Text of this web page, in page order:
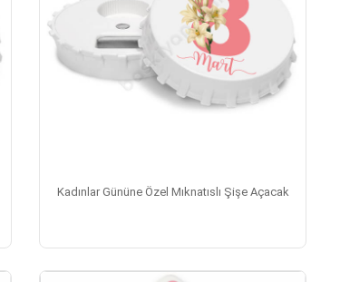
Kadınlar Gününe Özel Mıknatıslı Şişe Açacak